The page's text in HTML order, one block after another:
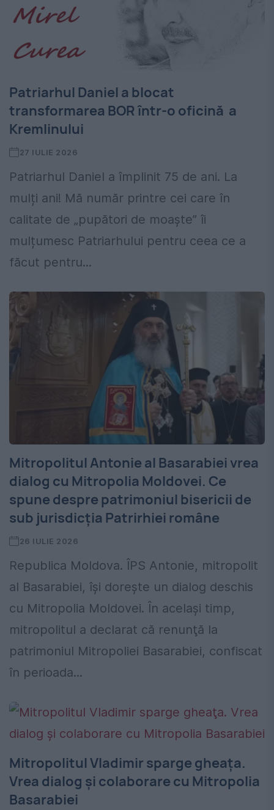
Patriarhul Daniel a blocat
transformarea BOR într-o oficină a
Kremlinului
27 IULIE 2026
Patriarhul Daniel a împlinit 75 de ani. La
mulți ani! Mă număr printre cei care în
calitate de „pupători de moaște” îi
mulțumesc Patriarhului pentru ceea ce a
făcut pentru...
Mitropolitul Antonie al Basarabiei vrea
dialog cu Mitropolia Moldovei. Ce
spune despre patrimoniul bisericii de
sub jurisdicţia Patrirhiei române
26 IULIE 2026
Republica Moldova. ÎPS Antonie, mitropolit
al Basarabiei, își dorește un dialog deschis
cu Mitropolia Moldovei. În acelaşi timp,
mitropolitul a declarat că renunţă la
patrimoniul Mitropoliei Basarabiei, confiscat
în perioada...
Mitropolitul Vladimir sparge gheaţa.
Vrea dialog şi colaborare cu Mitropolia
Basarabiei